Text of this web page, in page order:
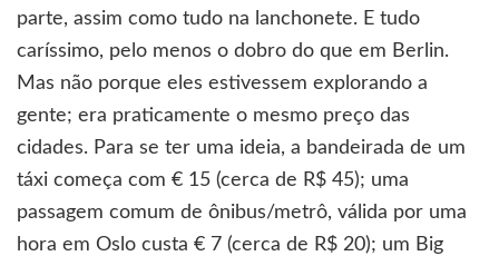
parte, assim como tudo na lanchonete. E tudo
caríssimo, pelo menos o dobro do que em Berlin.
Mas não porque eles estivessem explorando a
gente; era praticamente o mesmo preço das
cidades. Para se ter uma ideia, a bandeirada de um
táxi começa com € 15 (cerca de R$ 45); uma
passagem comum de ônibus/metrô, válida por uma
hora em Oslo custa € 7 (cerca de R$ 20); um Big